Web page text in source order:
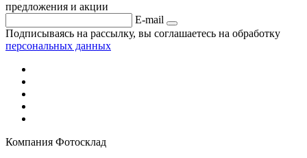
предложения и акции
E-mail
Подписываясь на рассылку, вы соглашаетесь на обработку
персональных данных
Компания Фотосклад